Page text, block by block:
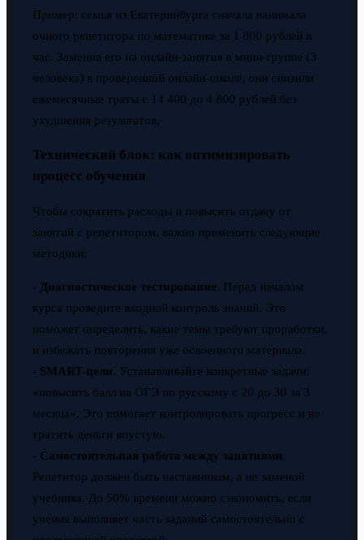
Пример: семья из Екатеринбурга сначала нанимала
очного репетитора по математике за 1 800 рублей в
час. Заменив его на онлайн-занятия в мини-группе (3
человека) в проверенной онлайн-школе, они снизили
ежемесячные траты с 14 400 до 4 800 рублей без
ухудшения результатов.
Технический блок: как оптимизировать
процесс обучения
Чтобы сократить расходы и повысить отдачу от
занятий с репетитором, важно применить следующие
методики:
- Диагностическое тестирование. Перед началом
курса проведите входной контроль знаний. Это
поможет определить, какие темы требуют проработки,
и избежать повторения уже освоенного материала.
- SMART-цели. Устанавливайте конкретные задачи:
«повысить балл на ОГЭ по русскому с 20 до 30 за 3
месяца». Это помогает контролировать прогресс и не
тратить деньги впустую.
- Самостоятельная работа между занятиями.
Репетитор должен быть наставником, а не заменой
учебника. До 50% времени можно сэкономить, если
ученик выполняет часть заданий самостоятельно с